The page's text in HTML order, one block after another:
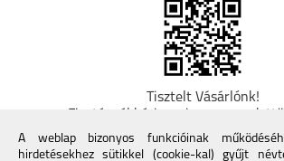
Tisztelt Vásárlónk!
Fizetésnél kérje az ingyenes
adatainak biztonsága érdekében! A
döntése alapján a kereskedő
A weblap bizonyos funkcióinak
hirdetésekhez sütikkel (cookie-kal) gyűjt